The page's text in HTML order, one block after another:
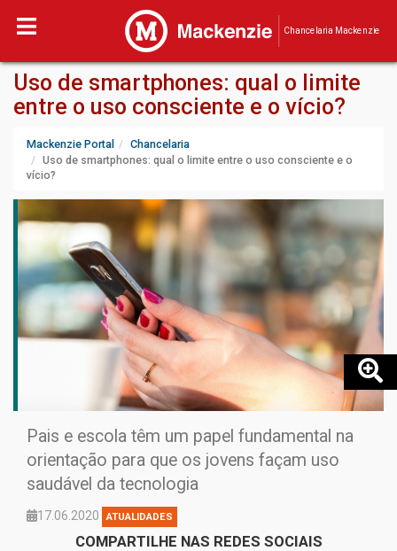
Chancelaria Mackenzie
Uso de smartphones: qual o limite
entre o uso consciente e o vício?
Mackenzie Portal
Chancelaria
Uso de smartphones: qual o limite entre o uso consciente e o
vício?
Pais e escola têm um papel fundamental na
orientação para que os jovens façam uso
saudável da tecnologia
17.06.2020 ATUALIDADES
COMPARTILHE NAS REDES SOCIAIS